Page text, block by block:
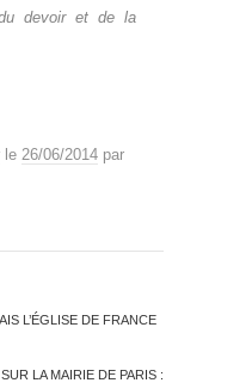
devoir et de la
le 26/06/2014 par
L’ÉGLISE DE FRANCE
LA MAIRIE DE PARIS :